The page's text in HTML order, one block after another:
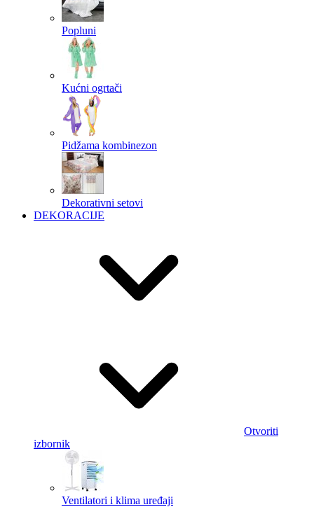
Popluni
Kućni ogrtači
Pidžama kombinezon
Dekorativni setovi
DEKORACIJE
Otvoriti
izbornik
Ventilatori i klima uređaji